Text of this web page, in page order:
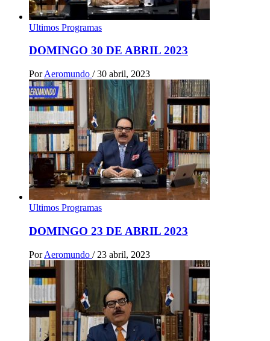
Ultimos Programas
DOMINGO 30 DE ABRIL 2023
Por Aeromundo / 30 abril, 2023
Ultimos Programas
DOMINGO 23 DE ABRIL 2023
Por Aeromundo / 23 abril, 2023